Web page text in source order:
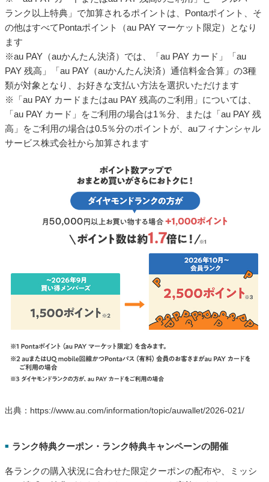
ランク以上特典」で加算されるポイントは、Pontaポイント、そ
の他はすべてPontaポイント（au PAY マーケット限定）となり
ます
※au PAY（auかんたん決済）では、「au PAY カード」「au
PAY 残高」「au PAY（auかんたん決済）通信料金合算」の3種
類が対象となり、お好きな支払い方法を選択いただけます
※「au PAY カードまたはau PAY 残高のご利用」については、
「au PAY カード」をご利用の場合は1％分、または「au PAY 残
高」をご利用の場合は0.5％分のポイントが、auフィナンシャル
サービス株式会社から加算されます
出典：https://www.au.com/information/topic/auwallet/2026-021/
■ ランク特典クーポン・ランク特典キャンペーンの開催
各ランクの購入状況に合わせた限定クーポンの配布や、ミッシ